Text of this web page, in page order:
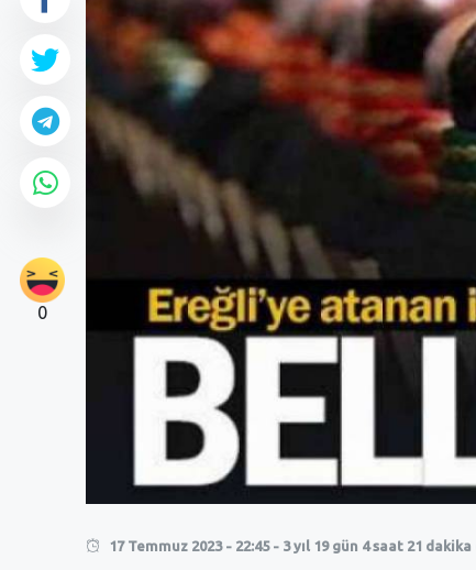
0
17 Temmuz 2023 - 22:45 - 3 yıl 19 gün 4 saat 21